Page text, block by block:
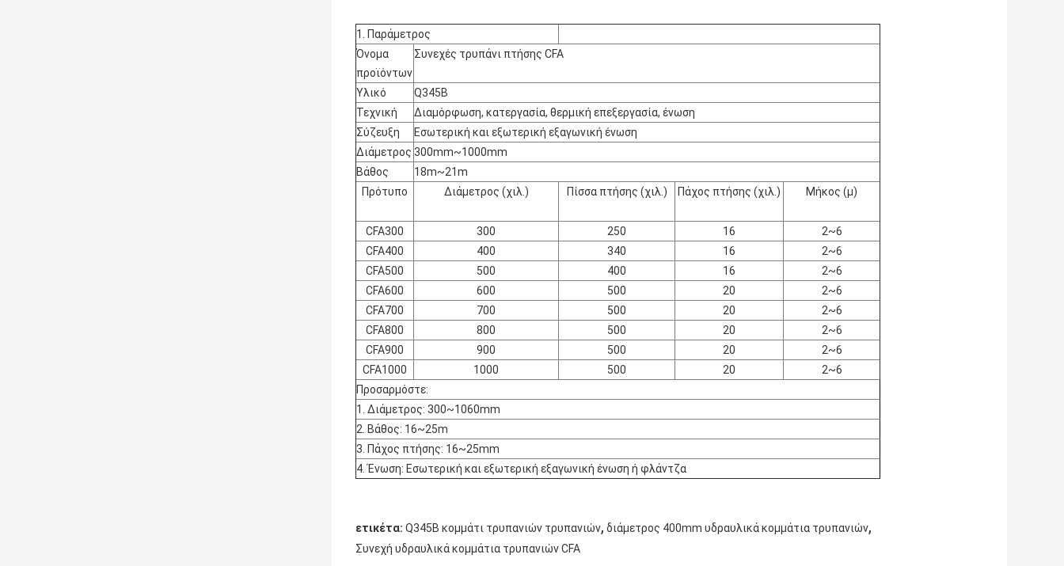
1. Παράμετρος
Όνομα
προϊόντων
Συνεχές τρυπάνι πτήσης CFA
Υλικό
Q345B
Τεχνική
Διαμόρφωση, κατεργασία, θερμική επεξεργασία, ένωση
Σύζευξη
Εσωτερική και εξωτερική εξαγωνική ένωση
Διάμετρος 300mm~1000mm
Βάθος
18m~21m
Πρότυπο
Διάμετρος (χιλ.) Πίσσα πτήσης (χιλ.) Πάχος πτήσης (χιλ.) Μήκος (μ)
CFA300 300 250 16 2~6
CFA400
400 340 16 2~6
CFA500
500 400 16 2~6
CFA600
600 500 20 2~6
CFA700
700 500 20 2~6
CFA800
800 500 20 2~6
CFA900
900 500 20 2~6
CFA1000
1000 500 20 2~6
Προσαρμόστε:
1. Διάμετρος: 300~1060mm
2. Βάθος: 16~25m
3. Πάχος πτήσης: 16~25mm
4. Ένωση: Εσωτερική και εξωτερική εξαγωνική ένωση ή φλάντζα
ετικέτα: Q345B κομμάτι τρυπανιών τρυπανιών, διάμετρος 400mm υδραυλικά κομμάτια τρυπανιών,
Συνεχή υδραυλικά κομμάτια τρυπανιών CFA